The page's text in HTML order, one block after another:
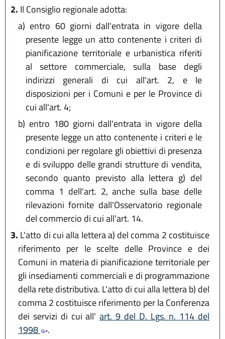
2. Il Consiglio regionale adotta:
a) entro 60 giorni dall'entrata in vigore della
presente legge un atto contenente i criteri di
pianificazione territoriale e urbanistica riferiti
al settore commerciale, sulla base degli
indirizzi generali di cui all'art. 2, e le
disposizioni per i Comuni e per le Province di
cui all'art. 4;
b) entro 180 giorni dall'entrata in vigore della
presente legge un atto contenente i criteri e le
condizioni per regolare gli obiettivi di presenza
e di sviluppo delle grandi strutture di vendita,
secondo quanto previsto alla lettera g) del
comma 1 dell'art. 2, anche sulla base delle
rilevazioni fornite dall'Osservatorio regionale
del commercio di cui all'art. 14.
3. L'atto di cui alla lettera a) del comma 2 costituisce
riferimento per le scelte delle Province e dei
Comuni in materia di pianificazione territoriale per
gli insediamenti commerciali e di programmazione
della rete distributiva. L'atto di cui alla lettera b) del
comma 2 costituisce riferimento per la Conferenza
dei servizi di cui all'art. 9 del D. Lgs. n. 114 del
1998
.